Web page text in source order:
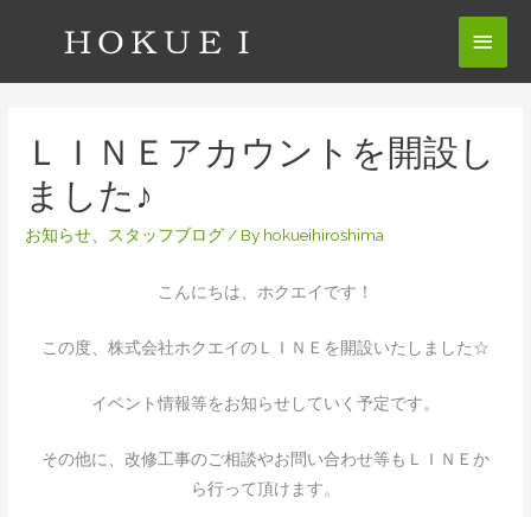
ＬＩＮＥアカウントを開設し
ました♪
お知らせ、 スタッフブログ/ By hokueihiroshima
こんにちは、ホクエイです！
この度、株式会社ホクエイのＬＩＮＥを開設いたしました☆
イベント情報等をお知らせしていく予定です。
その他に、改修工事のご相談やお問い合わせ等もＬＩＮＥか
ら行って頂けます。